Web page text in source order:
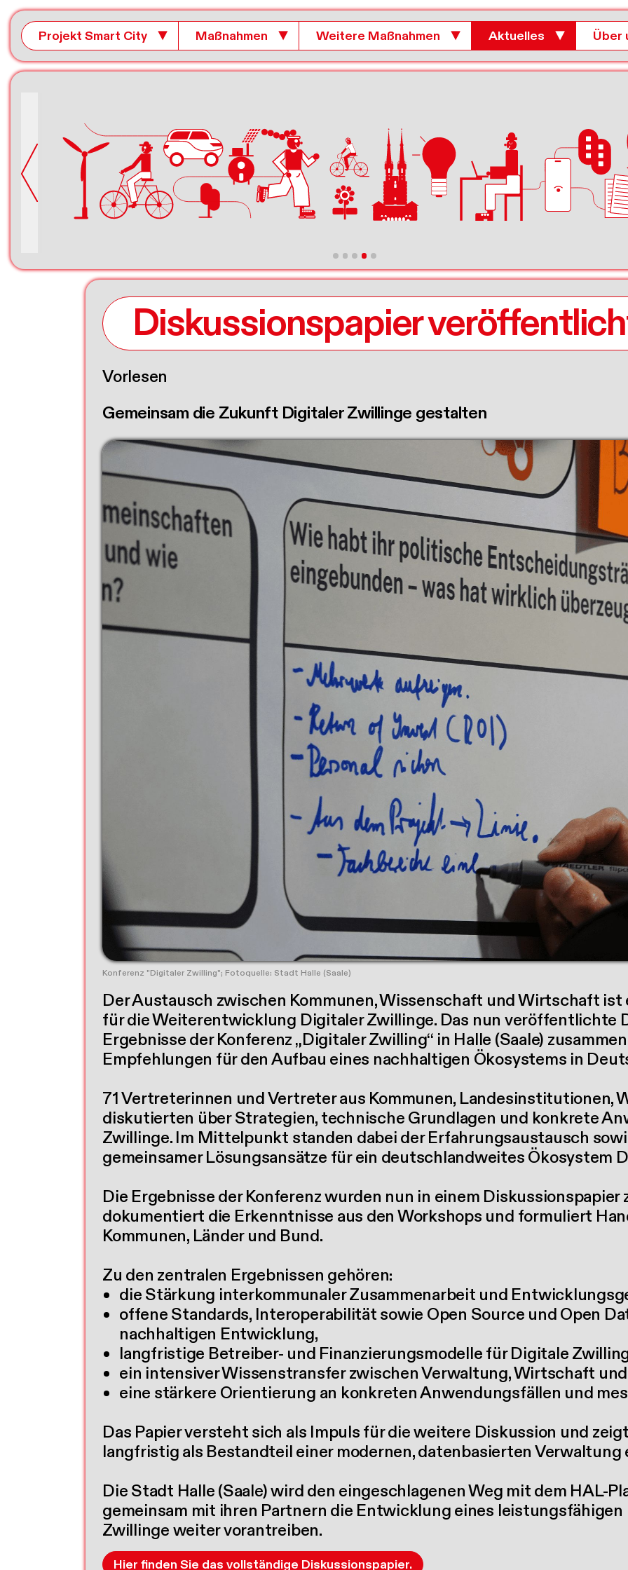
Projekt Smart City ▼ Maßnahmen ▼ Weitere Maßnahmen ▼ Aktuelles ▼ Über
Diskussionspapier
Vorlesen
Gemeinsam die Zukunft Digitaler Zwillinge gestalten
Konferenz "Digitaler Zwilling"; Fotoquelle: Stadt Halle (Saale)
Der Austausch zwischen Kommunen, Wissenschaft und Wirtschaft
für die Weiterentwicklung Digitaler Zwillinge. Das nun veröffentlichte
Ergebnisse der Konferenz „Digitaler Zwilling“ in Halle (Saale)
Empfehlungen für den Aufbau eines nachhaltigen Ökosystems in
71 Vertreterinnen und Vertreter aus Kommunen,
diskutierten über Strategien, technische Grundlagen und konkrete
Zwillinge. Im Mittelpunkt standen dabei der Erfahrungsaustausch
gemeinsamer Lösungsansätze für ein deutschlandweites Ökosystem
Die Ergebnisse der Konferenz wurden nun in einem Diskussionspapier
dokumentiert die Erkenntnisse aus den Workshops und formuliert
Kommunen, Länder und Bund.
Zu den zentralen Ergebnissen gehören:
die Stärkung interkommunaler Zusammenarbeit und
offene Standards, Interoperabilität sowie Open Source und Open
nachhaltigen Entwicklung,
langfristige Betreiber- und Finanzierungsmodelle für Digitale
ein intensiver Wissenstransfer zwischen Verwaltung, Wirtschaft
eine stärkere Orientierung an konkreten Anwendungsfällen und
Das Papier versteht sich als Impuls für die weitere Diskussion und
langfristig als Bestandteil einer modernen, datenbasierten
Die Stadt Halle (Saale) wird den eingeschlagenen Weg mit dem HAL-
gemeinsam mit ihren Partnern die Entwicklung eines
Zwillinge weiter vorantreiben.
Hier finden Sie das vollständige Diskussionspapier.